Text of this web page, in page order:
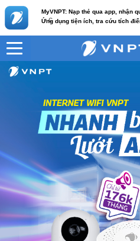
MyVNPT: Nạp thẻ qua app, nhận
Ứng dụng tiện ích, tra cứu tích
c
VNPT Home 1 (2 Mesh)